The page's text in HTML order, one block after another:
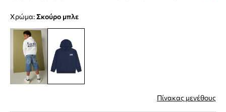
Χρώμα: σκούρο μπλε
Πίνακας μεγέθους